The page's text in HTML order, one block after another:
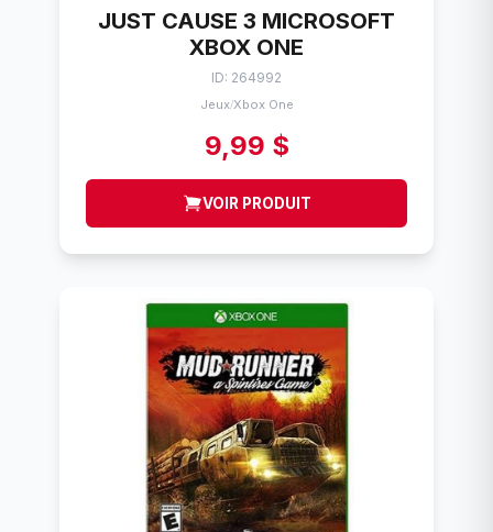
JUST CAUSE 3 MICROSOFT
XBOX ONE
ID: 264992
Jeux/Xbox One
9,99 $
VOIR PRODUIT